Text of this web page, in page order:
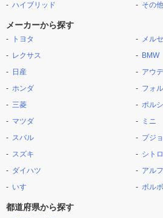
ハイブリッド
その他
メーカーから探す
トヨタ
レクサス
日産
ホンダ
三菱
マツダ
スバル
スズキ
ダイハツ
いすゞ
メル
BMW
アウ
フォ
ポル
ミニ
プジ
シト
アル
ボルボ
都道府県から探す